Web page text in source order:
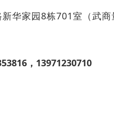
华家园8栋701室（武商
，13971230710